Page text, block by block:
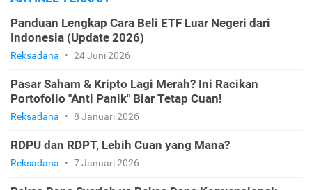
Panduan Lengkap Cara Beli ETF Luar Negeri dari
Indonesia (Update 2026)
Reksadana • 24 Juni 2026
Pasar Saham & Kripto Lagi Merah? Ini Racikan
Portofolio "Anti Panik" Biar Tetap Cuan!
Reksadana • 8 Januari 2026
RDPU dan RDPT, Lebih Cuan yang Mana?
Reksadana • 7 Januari 2026